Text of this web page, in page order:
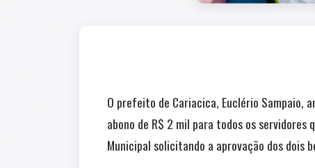
O prefeito de Cariacica, Euclério Sampaio,
abono de R$ 2 mil para todos os servidores
Municipal solicitando a aprovação dos dois